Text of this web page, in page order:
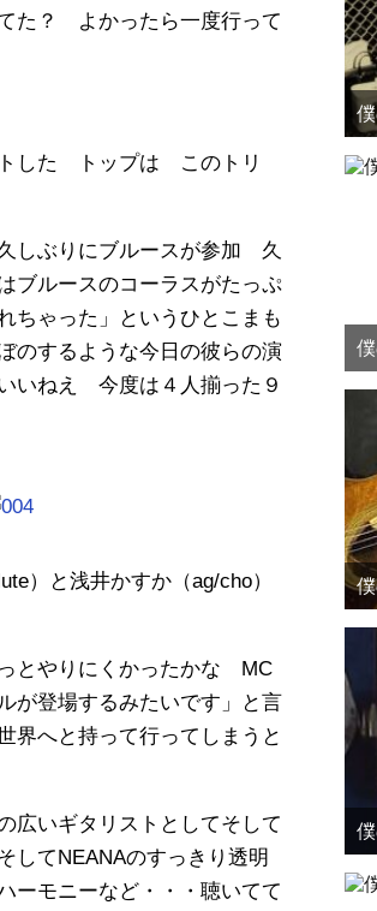
た？ よかったら一度行って
トした トップは このトリ
しぶりにブルースが参加 久
ブルースのコーラスがたっぷ
ちゃった」というひとこまも
のするような今日の彼らの演
いねえ 今度は４人揃った９
）と浅井かすか（ag/cho）
とやりにくかったかな MC
が登場するみたいです」と言
界へと持って行ってしまうと
広いギタリストとしてそして
してNEANAのすっきり透明
ーモニーなど・・・聴いてて